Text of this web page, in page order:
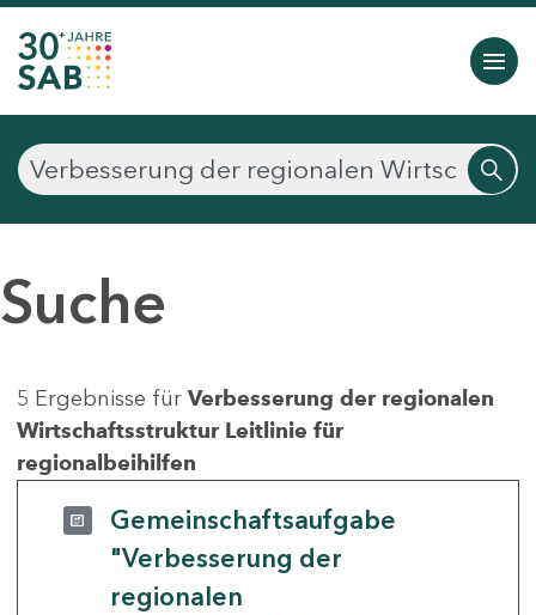
Suche
5 Ergebnisse für Verbesserung der regionalen
Wirtschaftsstruktur Leitlinie für
regionalbeihilfen
Gemeinschaftsaufgabe
"Verbesserung der
regionalen